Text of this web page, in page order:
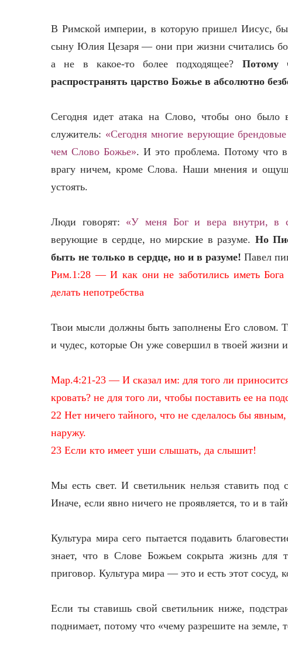
В Римской империи, в которую пришел Иисус,
сыну Юлия Цезаря — они при жизни считались
а не в какое-то более подходящее? Потому
распространять царство Божье в абсолютно
Сегодня идет атака на Слово, чтобы оно было
служитель: «Сегодня многие верующие
чем Слово Божье». И это проблема. Потому что
врагу ничем, кроме Слова. Наши мнения и
устоять.
Люди говорят: «У меня Бог и вера внутри, в
верующие в сердце, но мирские в разуме. Но
быть не только в сердце, но и в разуме! Павел
Рим.1:28 — И как они не заботились иметь
делать непотребства
Твои мысли должны быть заполнены Его словом.
и чудес, которые Он уже совершил в твоей жизни
Мар.4:21-23 — И сказал им: для того ли
кровать? не для того ли, чтобы поставить ее на
22 Нет ничего тайного, что не сделалось бы
наружу.
23 Если кто имеет уши слышать, да слышит!
Мы есть свет. И светильник нельзя ставить под
Иначе, если явно ничего не проявляется, то и в
Культура мира сего пытается подавить
знает, что в Слове Божьем сокрыта жизнь для
приговор. Культура мира — это и есть этот сосуд,
Если ты ставишь свой светильник ниже,
поднимает, потому что «чему разрешите на земле,